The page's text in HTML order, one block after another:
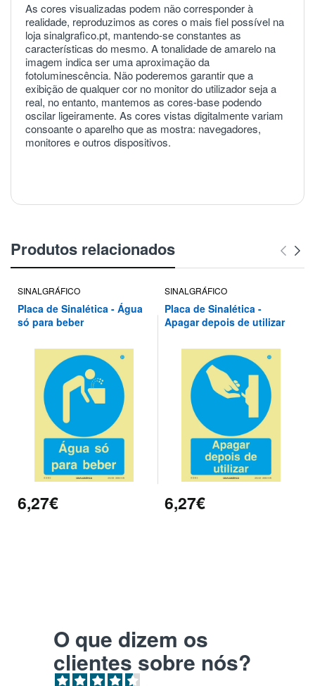
As cores visualizadas podem não corresponder à
realidade, reproduzimos as cores o mais fiel possível na
loja sinalgrafico.pt, mantendo-se constantes as
características do mesmo. A tonalidade de amarelo na
imagem indica ser uma aproximação da
fotoluminescência. Não poderemos garantir que a
exibição de qualquer cor no monitor do utilizador seja a
real, no entanto, mantemos as cores-base podendo
oscilar ligeiramente. As cores vistas digitalmente variam
consoante o aparelho que as mostra: navegadores,
monitores e outros dispositivos.
Produtos relacionados
SINALGRÁFICO
Placa de Sinalética - Água
só para beber
6,27€
SINALGRÁFICO
Placa de Sinalética -
Apagar depois de utilizar
6,27€
O que dizem os
clientes sobre nós?